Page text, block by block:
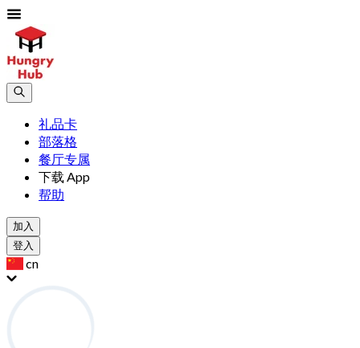
礼品卡
部落格
餐厅专属
下载 App
帮助
加入
登入
cn